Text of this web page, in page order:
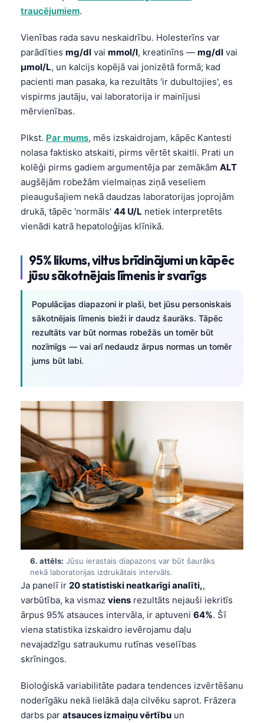
traucējumiem.
Vienības rada savu neskaidrību. Holesterīns var
parādīties mg/dl vai mmol/l, kreatinīns — mg/dl vai
µmol/L, un kalcijs kopējā vai jonizētā formā; kad
pacienti man pasaka, ka rezultāts 'ir dubultojies', es
vispirms jautāju, vai laboratorija ir mainījusi
mērvienības.
Plkst. Par mums, mēs izskaidrojam, kāpēc Kantesti
nolasa faktisko atskaiti, pirms vērtēt skaitli. Prati un
kolēģi pirms gadiem argumentēja par zemākām ALT
augšējām robežām vielmaiņas ziņā veseliem
pieaugušajiem nekā daudzas laboratorijas joprojām
drukā, tāpēc 'normāls' 44 U/L netiek interpretēts
vienādi katrā hepatoloģijas klīnikā.
95% likums, viltus brīdinājumi un kāpēc
jūsu sākotnējais līmenis ir svarīgs
Populācijas diapazoni ir plaši, bet jūsu personiskais
sākotnējais līmenis bieži ir daudz šaurāks. Tāpēc
rezultāts var būt normas robežās un tomēr būt
nozīmīgs — vai arī nedaudz ārpus normas un tomēr
jums būt labi.
6. attēls: Jūsu ierastais diapazons var būt šaurāks
nekā laboratorijas izdrukātais intervāls.
Ja panelī ir 20 statistiski neatkarīgi analīti,,
varbūtība, ka vismaz viens rezultāts nejauši iekritīs
ārpus 95% atsauces intervāla, ir aptuveni 64%. Šī
viena statistika izskaidro ievērojamu daļu
nevajadzīgu satraukumu rutīnas veselības
skrīningos.
Bioloģiskā variabilitāte padara tendences izvērtēšanu
noderīgāku nekā lielākā daļa cilvēku saprot. Frāzera
darbs par atsauces izmaiņu vērtību un
Монгол
ພາສາລາວ
Cebuano
Кыргызча
Татар теле
Беларуская мова
Esperanto
Frysk
Ślōnskŏ gŏdka
Norsk bokmål